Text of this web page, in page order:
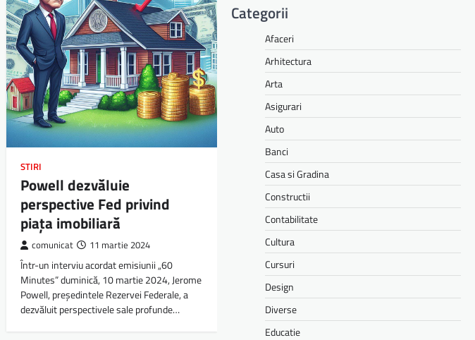
STIRI
Powell dezvăluie
perspective Fed privind
piața imobiliară
comunicat 11 martie 2024
Într-un interviu acordat emisiunii „60
Minutes” duminică, 10 martie 2024, Jerome
Powell, președintele Rezervei Federale, a
dezvăluit perspectivele sale profunde…
Categorii
Afaceri
Arhitectura
Arta
Asigurari
Auto
Banci
Casa si Gradina
Constructii
Contabilitate
Cultura
Cursuri
Design
Diverse
Educatie